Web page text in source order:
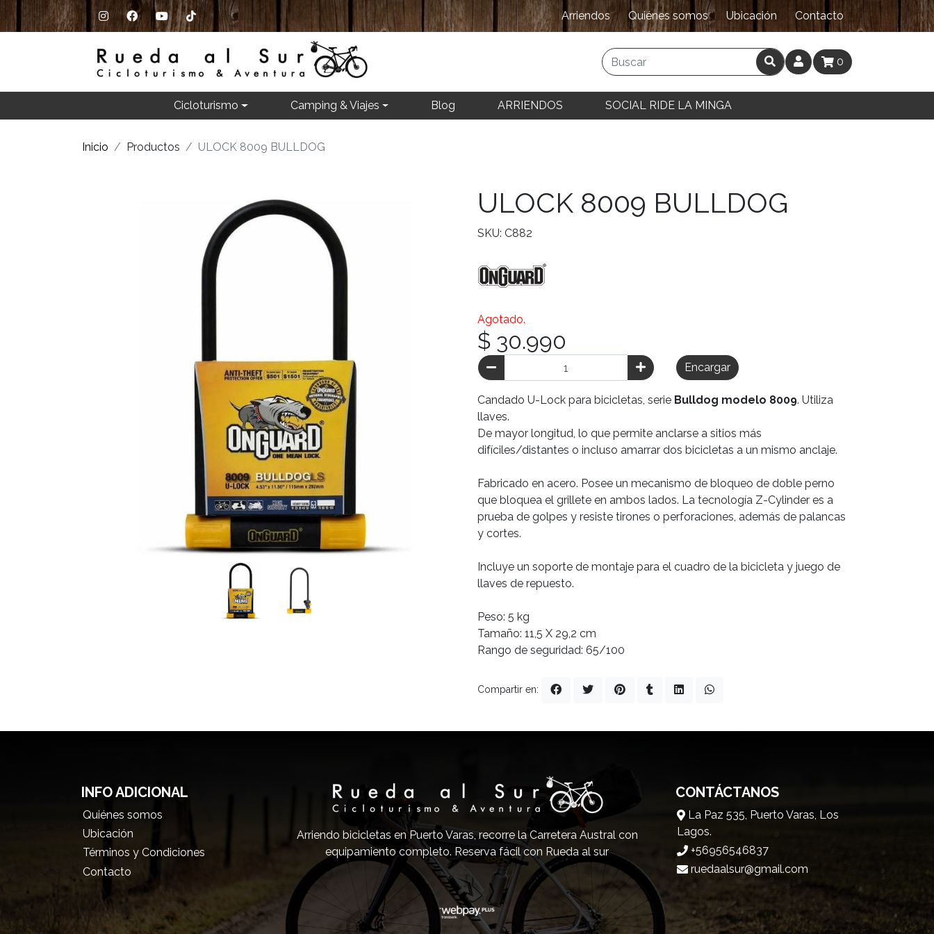
Arriendos Quiénes somos Ubicación Contacto
0
Cicloturismo Camping & Viajes Blog ARRIENDOS SOCIAL RIDE LA MINGA
Inicio Productos ULOCK 8009 BULLDOG
ULOCK 8009 BULLDOG
SKU: C882
Agotado.
$ 30.990
Encargar
Candado U-Lock para bicicletas, serie Bulldog modelo 8009. Utiliza
llaves.
De mayor longitud, lo que permite anclarse a sitios más
difíciles/distantes o incluso amarrar dos bicicletas a un mismo anclaje.
Fabricado en acero. Posee un mecanismo de bloqueo de doble perno
que bloquea el grillete en ambos lados. La tecnología Z-Cylinder es a
prueba de golpes y resiste tirones o perforaciones, además de palancas
y cortes.
Incluye un soporte de montaje para el cuadro de la bicicleta y juego de
llaves de repuesto.
Peso: 5 kg
Tamaño: 11,5 X 29,2 cm
Rango de seguridad: 65/100
Compartir en:
INFO ADICIONAL
Quiénes somos
Ubicación
Términos y Condiciones
Contacto
Arriendo bicicletas en Puerto Varas, recorre la Carretera Austral con
equipamiento completo. Reserva fácil con Rueda al sur
CONTÁCTANOS
La Paz 535, Puerto Varas, Los
Lagos.
+56956546837
ruedaalsur@gmail.com